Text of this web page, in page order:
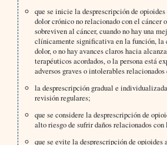
que se inicie la desprescripción de opioides
dolor crónico no relacionado con el cáncer
sobreviven al cáncer, cuando no hay una
clínicamente significativa en la función, la
dolor, o no hay avances claros hacia
terapéuticos acordados, o la persona está
adversos graves o intolerables
la desprescripción gradual e
revisión regulares;
que se considere la desprescripción de
alto riesgo de sufrir daños relacionados con
que se evite la desprescripción de opioides